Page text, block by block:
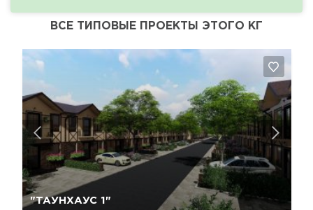
ВСЕ ТИПОВЫЕ ПРОЕКТЫ ЭТОГО КГ
"ТАУНХАУС 1"
Отмена